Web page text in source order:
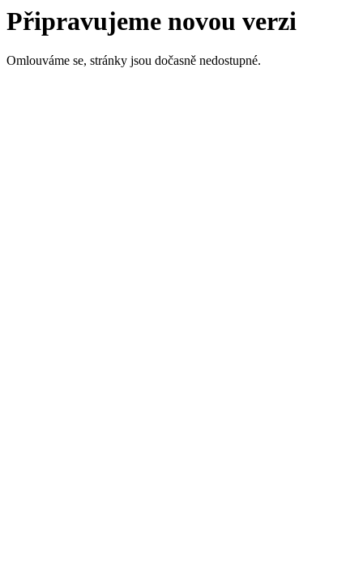
Připravujeme novou verzi
Omlouváme se, stránky jsou dočasně nedostupné.